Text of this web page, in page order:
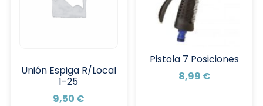
Unión Espiga R/Local
1-25
9,50 €
Pistola 7 Posiciones
8,99 €